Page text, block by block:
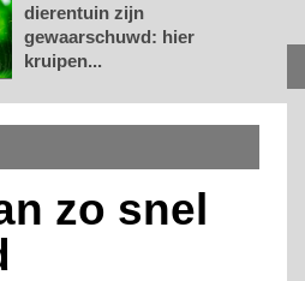
dierentuin zijn
gewaarschuwd: hier
kruipen...
zo snel